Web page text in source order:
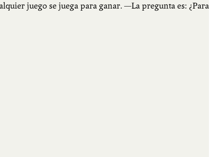
juego se juega para ganar. —La pregunta es: ¿Para